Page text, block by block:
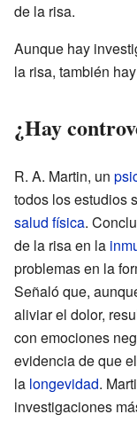
de la risa.
Aunque hay
la risa, también
¿Hay
R. A. Martin, un
todos los estudios
salud física.
de la risa en la
problemas en la
Señaló que,
aliviar el dolor,
con emociones
evidencia de que
la longevidad.
investigaciones